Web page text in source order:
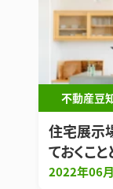
不動産豆
住宅展示
ておくこ
2022年06